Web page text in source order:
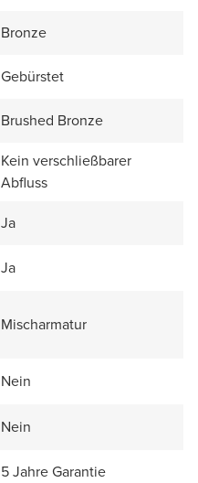
Bronze
Gebürstet
Brushed Bronze
Kein verschließbarer
Abfluss
Ja
Ja
Mischarmatur
Nein
Nein
5 Jahre Garantie